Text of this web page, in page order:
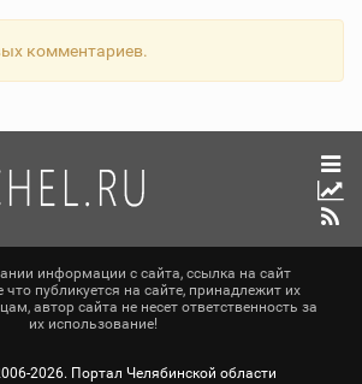
комментариев.
информации с сайта, ссылка на сайт
что публикуется на сайте, принадлежит их
автор сайта не несет ответственность за
их использование!
2026. Портал Челябинской области